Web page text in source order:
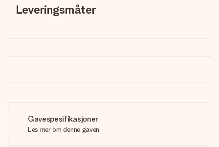
Leveringsmåter
Gavespesifikasjoner
Les mer om denne gaven